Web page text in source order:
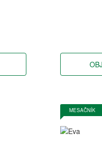
MESAČNÍK